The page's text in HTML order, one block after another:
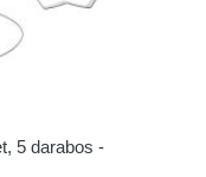
5 darabos -